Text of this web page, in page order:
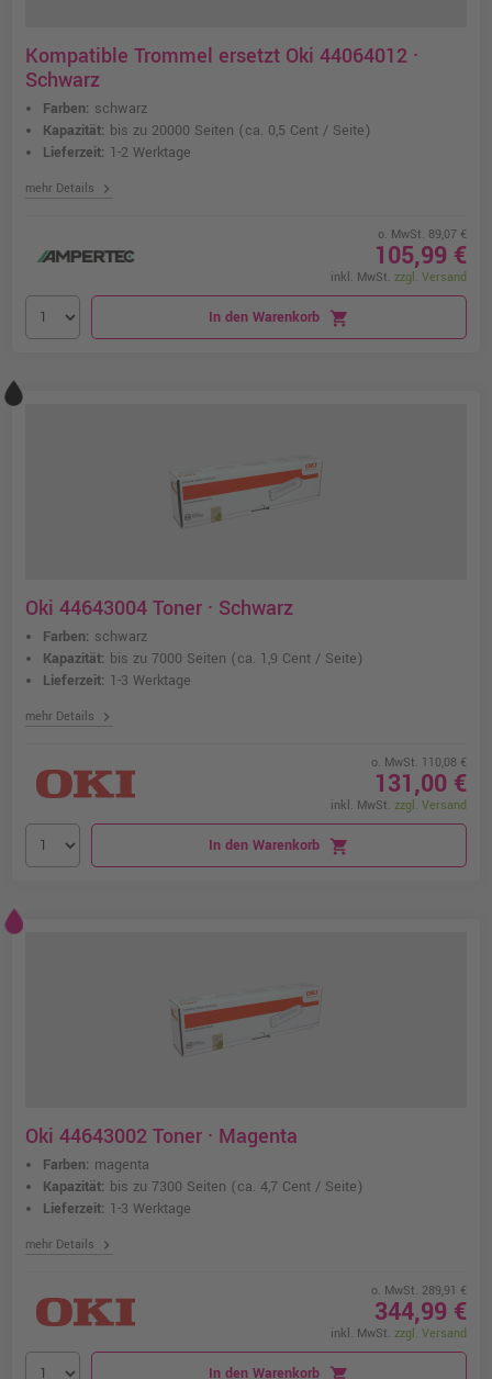
Kompatible Trommel ersetzt Oki 44064012 ·
Schwarz
Farben: schwarz
Kapazität: bis zu 20000 Seiten (ca. 0,5 Cent / Seite)
Lieferzeit: 1-2 Werktage
mehr Details chevron_right
o. MwSt. 89,07 €
105,99 €
inkl. MwSt. zzgl. Versand
In den Warenkorb shopping_cart
Oki 44643004 Toner · Schwarz
Farben: schwarz
Kapazität: bis zu 7000 Seiten (ca. 1,9 Cent / Seite)
Lieferzeit: 1-3 Werktage
mehr Details chevron_right
o. MwSt. 110,08 €
131,00 €
inkl. MwSt. zzgl. Versand
In den Warenkorb shopping_cart
Oki 44643002 Toner · Magenta
Farben: magenta
Kapazität: bis zu 7300 Seiten (ca. 4,7 Cent / Seite)
Lieferzeit: 1-3 Werktage
mehr Details chevron_right
o. MwSt. 289,91 €
344,99 €
inkl. MwSt. zzgl. Versand
In den Warenkorb shopping_cart